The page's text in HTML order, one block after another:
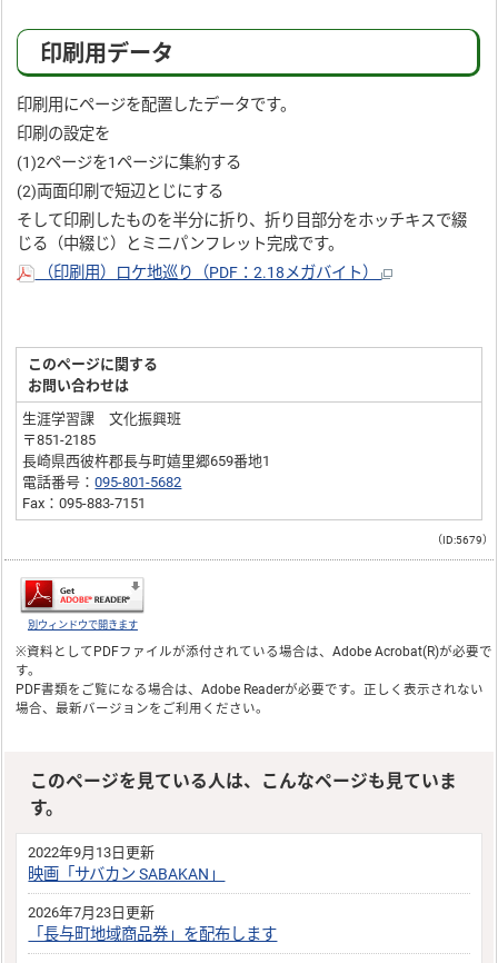
印刷用データ
印刷用にページを配置したデータです。
印刷の設定を
(1)2ページを1ページに集約する
(2)両面印刷で短辺とじにする
そして印刷したものを半分に折り、折り目部分をホッチキスで綴
じる（中綴じ）とミニパンフレット完成です。
（印刷用）ロケ地巡り（PDF：2.18メガバイト）
このページに関する
お問い合わせは
生涯学習課 文化振興班
〒851-2185
長崎県西彼杵郡長与町嬉里郷659番地1
電話番号：095-801-5682
Fax：095-883-7151
（ID:5679）
別ウィンドウで開きます
※資料としてPDFファイルが添付されている場合は、Adobe Acrobat(R)が必要で
す。
PDF書類をご覧になる場合は、Adobe Readerが必要です。正しく表示されない
場合、最新バージョンをご利用ください。
このページを見ている人は、こんなページも見ていま
す。
2022年9月13日更新
映画「サバカン SABAKAN」
2026年7月23日更新
「長与町地域商品券」を配布します